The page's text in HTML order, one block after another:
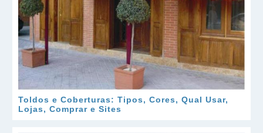
Toldos e Coberturas: Tipos, Cores, Qual Usar,
Lojas, Comprar e Sites